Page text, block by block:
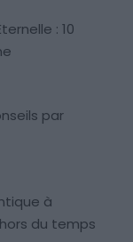
: 10
par
à
du temps